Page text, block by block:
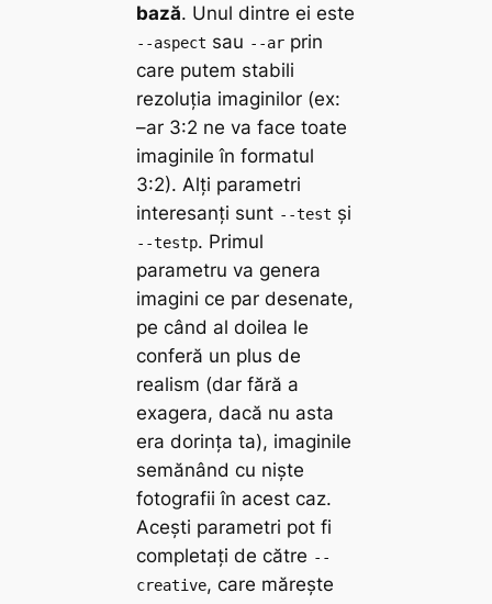
bază. Unul dintre ei este
--aspect sau --ar prin
care putem stabili
rezoluția imaginilor (ex:
–ar 3:2 ne va face toate
imaginile în formatul
3:2). Alți parametri
interesanți sunt --test și
--testp. Primul
parametru va genera
imagini ce par desenate,
pe când al doilea le
conferă un plus de
realism (dar fără a
exagera, dacă nu asta
era dorința ta), imaginile
semănând cu niște
fotografii în acest caz.
Acești parametri pot fi
completați de către --
creative, care mărește